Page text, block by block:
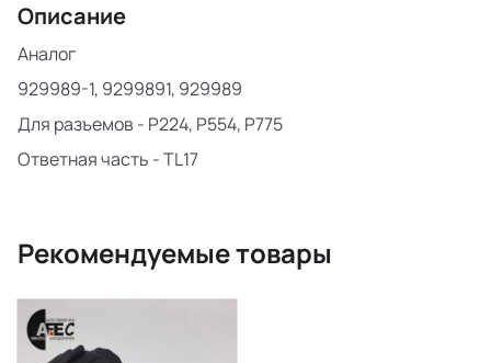
Описание
Аналог
929989-1, 9299891, 929989
Для разъемов - P224, P554, P775
Ответная часть - TL17
Рекомендуемые товары